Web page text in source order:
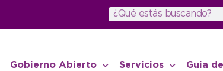
Gobierno Abierto Servicios Guia